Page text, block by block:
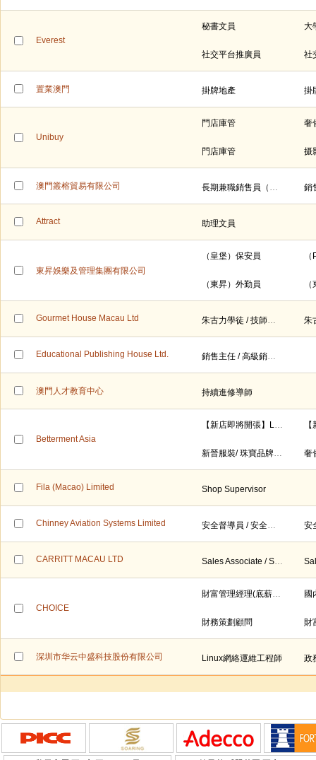
Everest
秘書文員 大
社交平台推廣員 社
置業澳門 掛牌地產 掛
Unibuy
門店庫管 奢
門店庫管 摄
澳門叢榕貿易有限公司 長期兼職銷售員（時薪$80） 銷
Attract 助理文員
東昇娛樂及管理集團有限公司
（皇堡）保安員
（東昇）外勤員
Gourmet House Macau Ltd 朱古力學徒 / 技師（全職）
Educational Publishing House Ltd. 銷售主任 / 高級銷售主任 (澳門)
澳門人才教育中心 持續進修導師
Betterment Asia
【新店即將開張】Luxury/Premium Fashion Footwear Brand 底薪$17K，公佣為主，月入可達 $25K+
新晉服裝/ 珠寶品牌 - Sales Associate / SS/ Supervisor/ ASM (高低薪 ＋ 五天工作）
Fila (Macao) Limited Shop Supervisor
Chinney Aviation Systems Limited 安全督導員 / 安全主任 安
CARRITT MACAU LTD Sales Associate / Senior Sales Associate 銷售員/ 資深銷售員
CHOICE
財富管理經理(底薪15,000到25,000)
財務策劃顧問 財
深圳市华云中盛科技股份有限公司 Linux網絡運維工程師